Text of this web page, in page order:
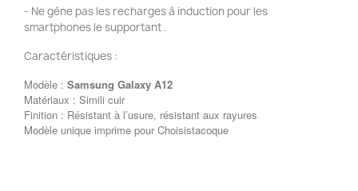
- Ne gène pas les recharges à induction pour les
smartphones le supportant .
Caractéristiques :
Modèle : Samsung Galaxy A12
Matériaux : Simili cuir
Finition : Résistant à l’usure, résistant aux rayures
Modèle unique imprime pour Choisistacoque